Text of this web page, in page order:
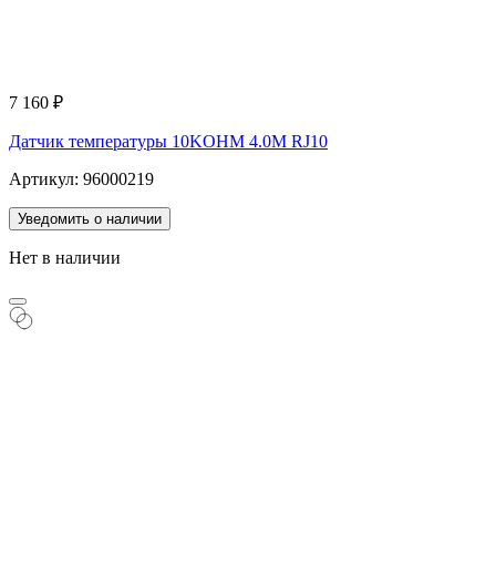
7 160 ₽
Датчик температуры 10KOHM 4.0M RJ10
Артикул: 96000219
Уведомить о наличии
Нет в наличии